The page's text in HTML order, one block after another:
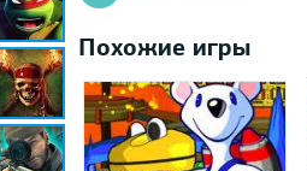
Похожие игры